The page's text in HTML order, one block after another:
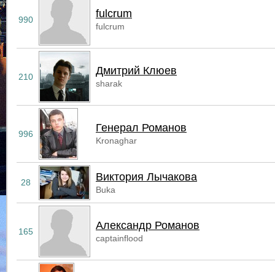
990 fulcrum
fulcrum
210 Дмитрий Клюев
sharak
996 Генерал Романов
Kronaghar
28 Виктория Лычакова
Buka
165 Александр Романов
captainflood